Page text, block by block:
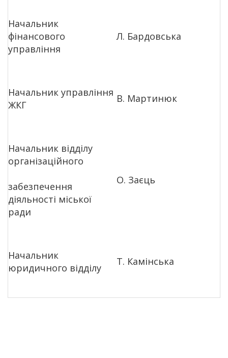
Начальник
фінансового
управління
Л. Бардовська
Начальник управління
ЖКГ
В. Мартинюк
Начальник відділу
організаційного
забезпечення
діяльності міської
ради
О. Заєць
Начальник
юридичного відділу
Т. Камінська